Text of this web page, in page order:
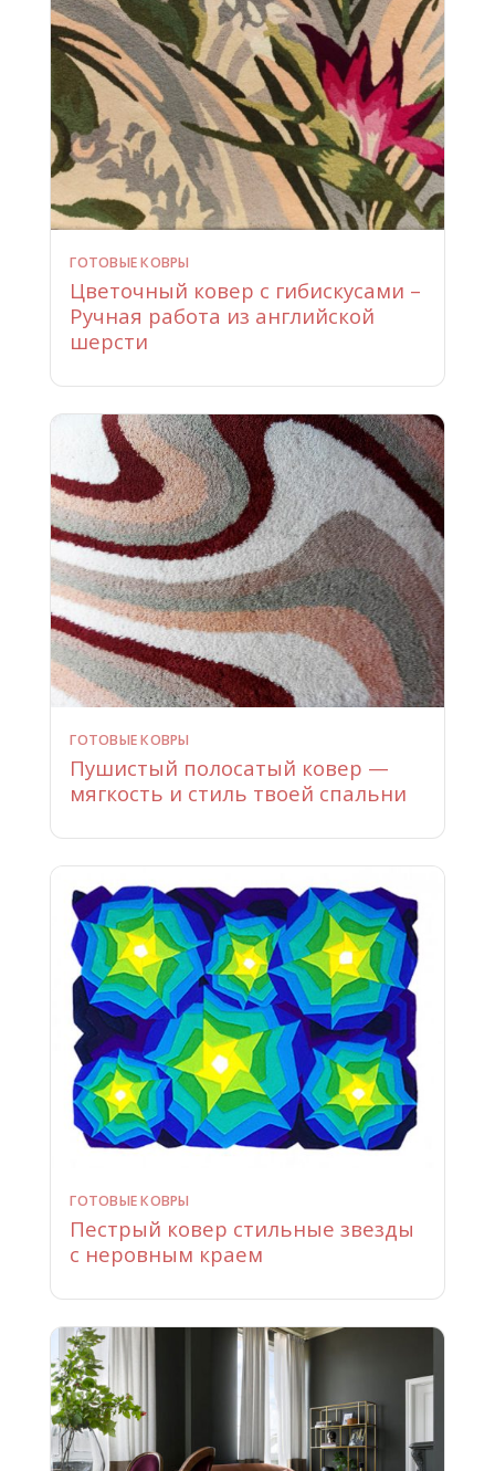
ГОТОВЫЕ КОВРЫ
Цветочный ковер с гибискусами –
Ручная работа из английской
шерсти
ГОТОВЫЕ КОВРЫ
Пушистый полосатый ковер —
мягкость и стиль твоей спальни
ГОТОВЫЕ КОВРЫ
Пестрый ковер стильные звезды
с неровным краем